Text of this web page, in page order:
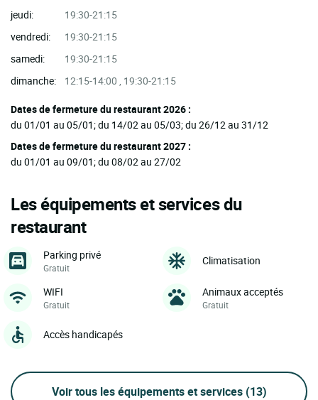
jeudi:
19:30-21:15
vendredi:
19:30-21:15
samedi:
19:30-21:15
dimanche:
12:15-14:00 , 19:30-21:15
Dates de fermeture du restaurant 2026 :
du 01/01 au 05/01; du 14/02 au 05/03; du 26/12 au 31/12
Dates de fermeture du restaurant 2027 :
du 01/01 au 09/01; du 08/02 au 27/02
Les équipements et services du
restaurant
Parking privé
Gratuit
Climatisation
WIFI
Gratuit
Animaux acceptés
Gratuit
Accès handicapés
Voir tous les équipements et services (13)